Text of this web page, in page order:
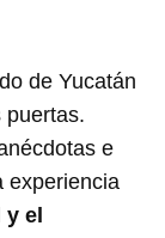
de Yucatán
puertas.
e
experiencia
y el